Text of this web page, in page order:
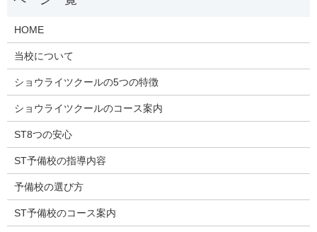
HOME
当校について
ショウライツクールの5つの特徴
ショウライツクールのコース案内
ST8つの安心
ST予備校の指導内容
予備校の選び方
ST予備校のコース案内